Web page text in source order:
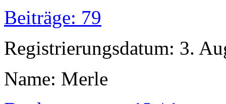
Beiträge: 79
Registrierungsdatum: 3.
Name: Merle